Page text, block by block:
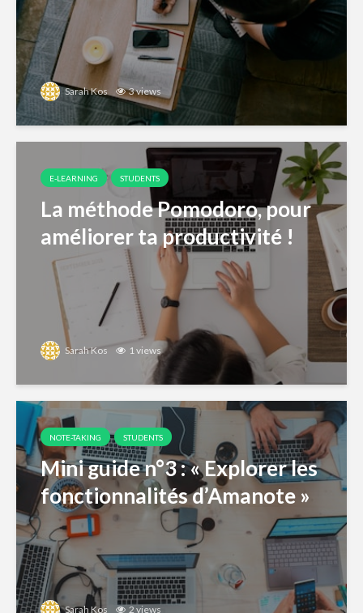
Sarah Kos 3 views
E-LEARNING STUDENTS
La méthode Pomodoro, pour
améliorer ta productivité !
Sarah Kos 1 views
NOTE-TAKING STUDENTS
Mini guide n°3 : « Explorer les
fonctionnalités d’Amanote »
Sarah Kos 2 views